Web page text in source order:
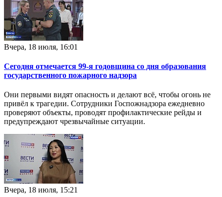
Вчера, 18 июля, 16:01
Сегодня отмечается 99-я годовщина со дня образования
государственного пожарного надзора
Они первыми видят опасность и делают всё, чтобы огонь не
привёл к трагедии. Сотрудники Госпожнадзора ежедневно
проверяют объекты, проводят профилактические рейды и
предупреждают чрезвычайные ситуации.
Вчера, 18 июля, 15:21